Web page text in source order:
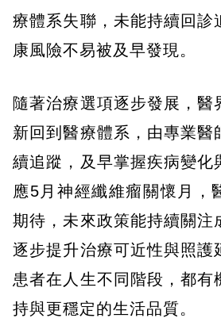
療體系失聯，未能持續回診
康風險不易被及早發現。
隨著治療選項逐步發展，醫
新回到醫療體系，由專業醫
續追蹤，及早掌握疾病變化
應5月神經纖維瘤關懷月，
期待，未來政策能持續關注
逐步提升治療可近性與照護
患者在人生不同階段，都有
持與更穩定的生活品質。